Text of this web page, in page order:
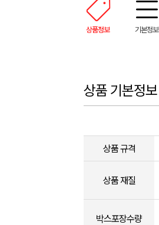
상품정보 기본정보
상품 기본정보
상품 규격
상품 재질
박스포장수량